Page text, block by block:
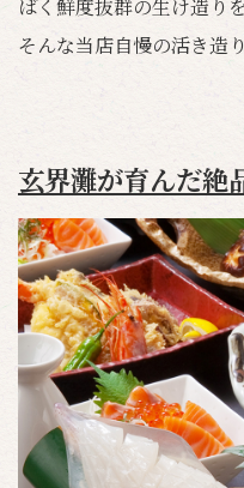
ばく鮮度抜群の生け造り
そんな当店自慢の活き造
玄界灘が育んだ絶